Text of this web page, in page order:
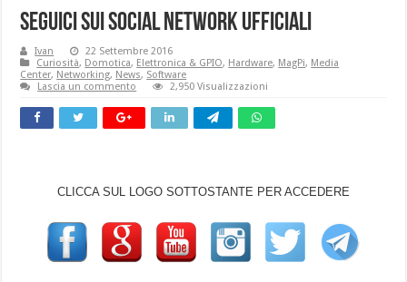
SEGUICI SUI SOCIAL NETWORK UFFICIALI
Ivan
22 Settembre 2016
Curiosità, Domotica, Elettronica & GPIO, Hardware, MagPi, Media
Center, Networking, News, Software
Lascia un commento
2,950 Visualizzazioni
CLICCA SUL LOGO SOTTOSTANTE PER ACCEDERE